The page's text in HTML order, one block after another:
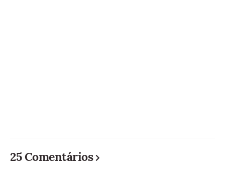
25 Comentários